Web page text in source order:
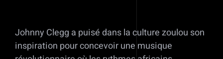
Johnny Clegg a puisé dans la culture zoulou son
inspiration pour concevoir une musique